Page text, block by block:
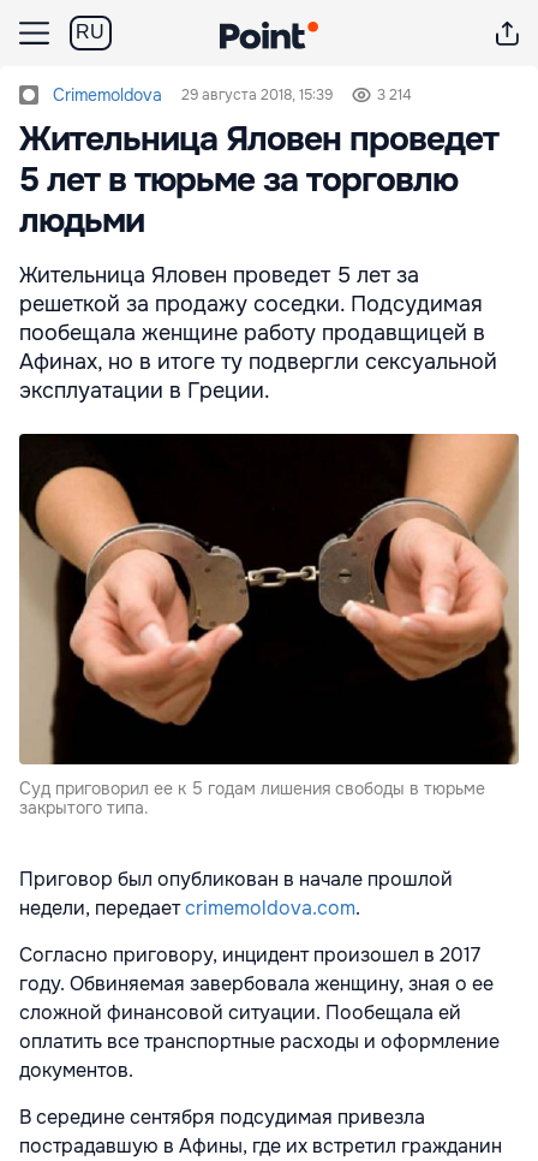
RU
Crimemoldova 29 августа 2018, 15:39 3 214
Жительница Яловен проведет
5 лет в тюрьме за торговлю
людьми
Жительница Яловен проведет 5 лет за
решеткой за продажу соседки. Подсудимая
пообещала женщине работу продавщицей в
Афинах, но в итоге ту подвергли сексуальной
эксплуатации в Греции.
Суд приговорил ее к 5 годам лишения свободы в тюрьме
закрытого типа.
Приговор был опубликован в начале прошлой
недели, передаетcrimemoldova.com.
Согласно приговору, инцидент произошел в 2017
году. Обвиняемая завербовала женщину, зная о ее
сложной финансовой ситуации. Пообещала ей
оплатить все транспортные расходы и оформление
документов.
В середине сентября подсудимая привезла
пострадавшую в Афины, где их встретил гражданин